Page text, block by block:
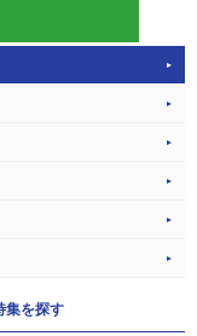
集を探す